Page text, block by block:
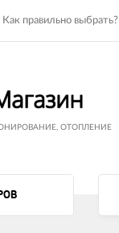
Как правильно выбрать?
ОТОПЛЕНИЕ